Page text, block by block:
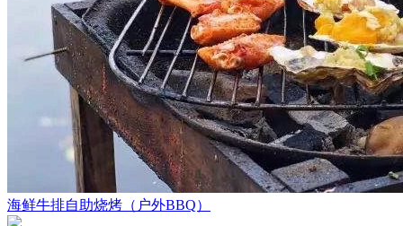
海鲜牛排自助烧烤（户外BBQ）